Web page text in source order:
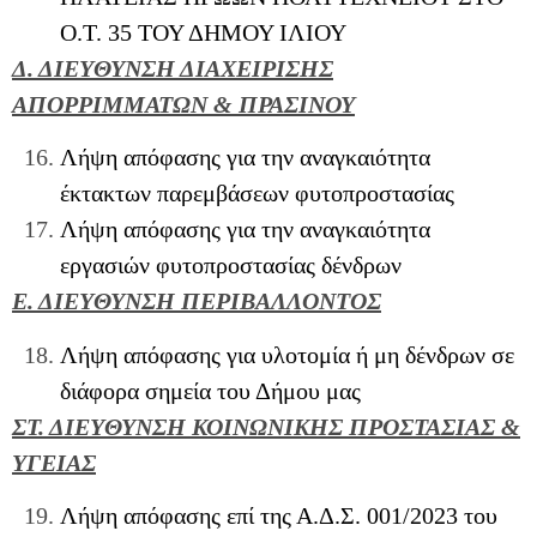
Ο.Τ. 35 ΤΟΥ ΔΗΜΟΥ ΙΛΙΟΥ
Δ. ΔΙΕΥΘΥΝΣΗ ΔΙΑΧΕΙΡΙΣΗΣ
ΑΠΟΡΡΙΜΜΑΤΩΝ & ΠΡΑΣΙΝΟΥ
Λήψη απόφασης για την αναγκαιότητα
έκτακτων παρεμβάσεων φυτοπροστασίας
Λήψη απόφασης για την αναγκαιότητα
εργασιών φυτοπροστασίας δένδρων
Ε. ΔΙΕΥΘΥΝΣΗ ΠΕΡΙΒΑΛΛΟΝΤΟΣ
Λήψη απόφασης για υλοτομία ή μη δένδρων σε
διάφορα σημεία του Δήμου μας
ΣΤ. ΔΙΕΥΘΥΝΣΗ ΚΟΙΝΩΝΙΚΗΣ ΠΡΟΣΤΑΣΙΑΣ &
ΥΓΕΙΑΣ
Λήψη απόφασης επί της Α.Δ.Σ. 001/2023 του